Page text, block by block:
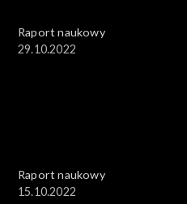
Raport naukowy
29.10.2022
Raport naukowy
15.10.2022